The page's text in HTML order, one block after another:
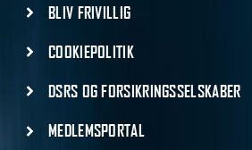
BLIV FRIVILLIG
COOKIEPOLITIK
DSRS OG FORSIKRINGSSELSKABER
MEDLEMSPORTAL